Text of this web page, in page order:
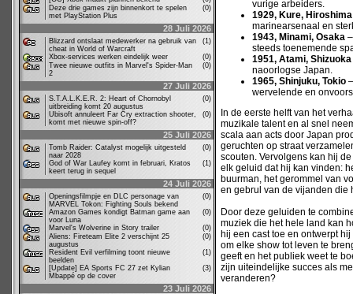
Deze drie games zijn binnenkort te spelen
met PlayStation Plus
(0)
28 Juli 2026
Blizzard ontslaat medewerker na gebruik van
cheat in World of Warcraft
(1)
Xbox-services werken eindelijk weer
(0)
Twee nieuwe outfits in Marvel's Spider-Man
2
(0)
27 Juli 2026
S.T.A.L.K.E.R. 2: Heart of Chornobyl
uitbreiding komt 20 augustus
(0)
Ubisoft annuleert Far Cry extraction shooter,
komt met nieuwe spin-off?
(0)
25 Juli 2026
Tomb Raider: Catalyst mogelijk uitgesteld
naar 2028
(0)
God of War Laufey komt in februari, Kratos
keert terug in sequel
(1)
24 Juli 2026
Openingsfilmpje en DLC personage van
MARVEL Tokon: Fighting Souls bekend
(0)
Amazon Games kondigt Batman game aan
voor Luna
(0)
Marvel's Wolverine in Story trailer
(0)
Aliens: Fireteam Elite 2 verschijnt 25
augustus
(0)
Resident Evil verfilming toont nieuwe
beelden
(1)
[Update] EA Sports FC 27 zet Kylian
Mbappé op de cover
(3)
23 Juli 2026
vurige arbeiders.
1929, Kure, Hiroshima
marinearsenaal en
1943, Minami, Osaka
steeds toenemende
1951, Atami, Shizuoka
naoorlogse Japan.
1965, Shinjuku, Tokio
wervelende en
In de eerste helft van het
muzikale talent en al snel
scala aan acts door Japan
geruchten op straat
scouten. Vervolgens kan hij
elk geluid dat hij kan vinden:
buurman, het gerommel van
en gebrul van de vijanden die
Door deze geluiden te
muziek die het hele land kan
hij een cast toe en ontwerpt
om elke show tot leven te
geeft en het publiek weet te
zijn uiteindelijke succes als
veranderen?